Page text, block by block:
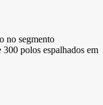
no segmento
polos espalhados em